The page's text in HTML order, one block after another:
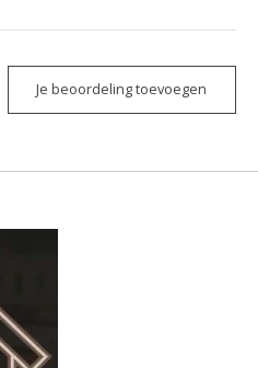
Je beoordeling toevoegen